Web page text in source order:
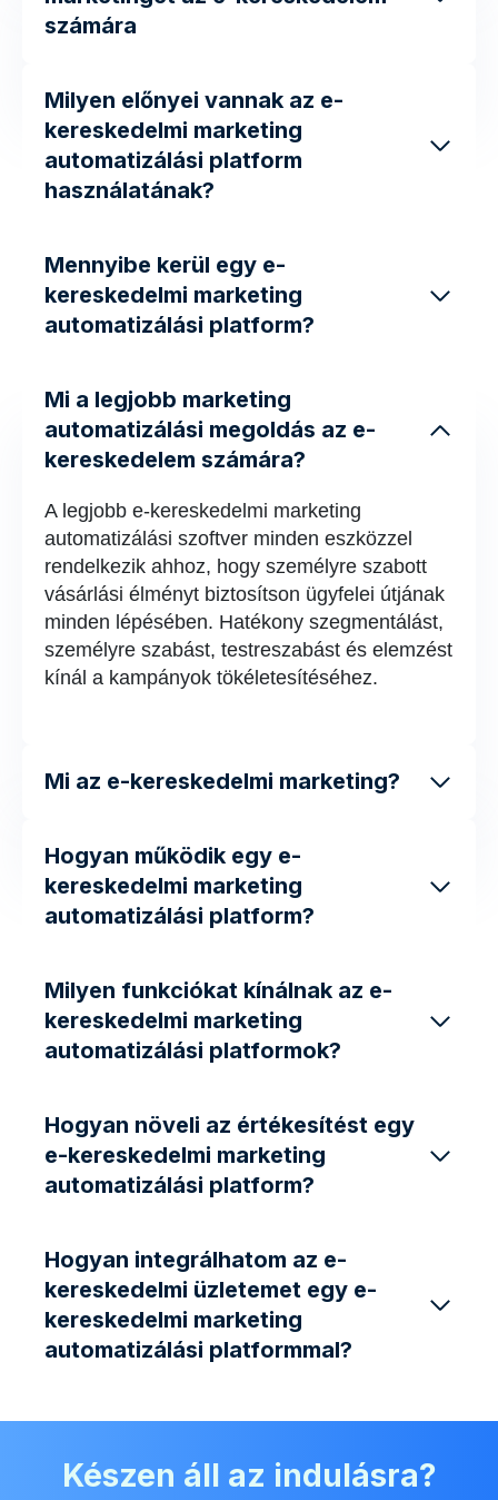
számára
Milyen előnyei vannak az e-
kereskedelmi marketing
automatizálási platform
használatának?
Mennyibe kerül egy e-
kereskedelmi marketing
automatizálási platform?
Mi a legjobb marketing
automatizálási megoldás az e-
kereskedelem számára?
A legjobb e-kereskedelmi marketing
automatizálási szoftver minden eszközzel
rendelkezik ahhoz, hogy személyre szabott
vásárlási élményt biztosítson ügyfelei útjának
minden lépésében. Hatékony szegmentálást,
személyre szabást, testreszabást és elemzést
kínál a kampányok tökéletesítéséhez.
Mi az e-kereskedelmi marketing?
Hogyan működik egy e-
kereskedelmi marketing
automatizálási platform?
Milyen funkciókat kínálnak az e-
kereskedelmi marketing
automatizálási platformok?
Hogyan növeli az értékesítést egy
e-kereskedelmi marketing
automatizálási platform?
Hogyan integrálhatom az e-
kereskedelmi üzletemet egy e-
kereskedelmi marketing
automatizálási platformmal?
Készen áll az indulásra?